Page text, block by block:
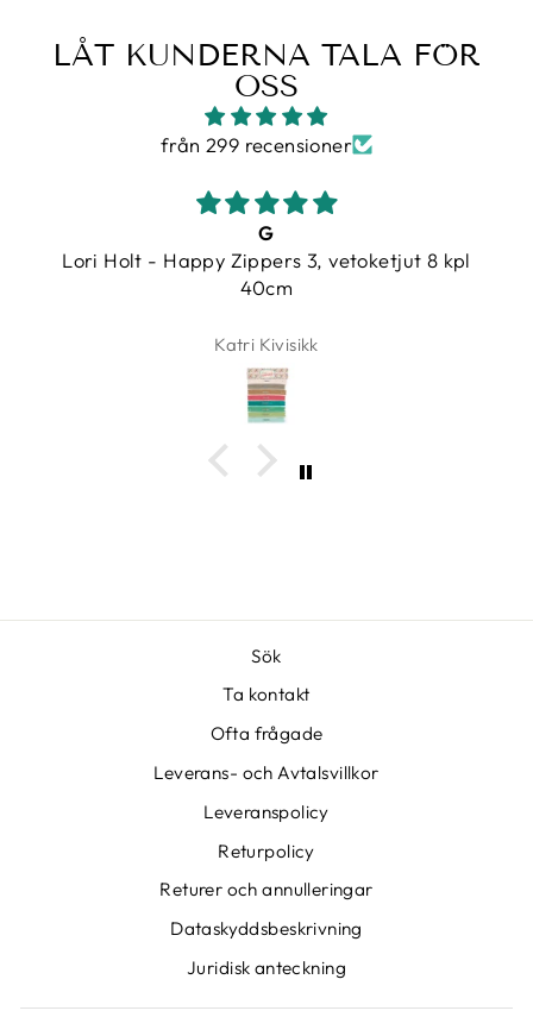
LÅT KUNDERNA TALA FÖR
OSS
från 299 recensioner
G
Lori Holt - Happy Zippers 3, vetoketjut 8 kpl
40cm
Katri Kivisikk
Sök
Ta kontakt
Ofta frågade
Leverans- och Avtalsvillkor
Leveranspolicy
Returpolicy
Returer och annulleringar
Dataskyddsbeskrivning
Juridisk anteckning